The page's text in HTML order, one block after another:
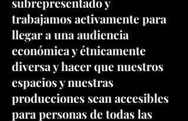
trabajamos activamente para
llegar a una audiencia
económica y étnicamente
diversa y hacer que nuestros
espacios y nuestras
producciones sean accesibles
para personas de todas las